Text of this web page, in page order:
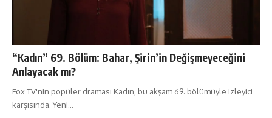
“Kadın” 69. Bölüm: Bahar, Şirin’in Değişmeyeceğini
Anlayacak mı?
Fox TV'nin popüler draması Kadın, bu akşam 69. bölümüyle izleyici
karşısında. Yeni…